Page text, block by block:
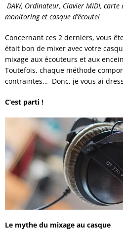
DAW, Ordinateur, Clavier MIDI, carte
monitoring et casque d’écoute!
Concernant ces 2 derniers, vous
était bon de mixer avec votre
mixage aux écouteurs et aux
Toutefois, chaque méthode
contraintes… Donc, je vous ai
C’est parti !
Le mythe du mixage au casque